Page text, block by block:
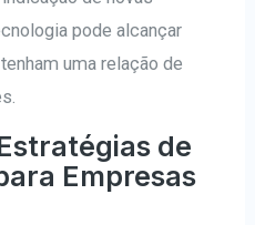
pode alcançar
uma relação de
de
Empresas